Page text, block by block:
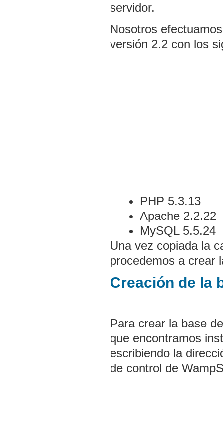
servidor.
Nosotros
versión 2.2 con los
PHP 5.3.13
Apache 2.2.22
MySQL 5.5.24
Una vez copiada la
procedemos a crear
Creación de la
Para crear la base
que encontramos
escribiendo la
de control de